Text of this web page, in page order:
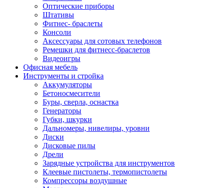
Оптические приборы
Штативы
Фитнес- браслеты
Консоли
Аксессуары для сотовых телефонов
Ремешки для фитнесс-браслетов
Видеоигры
Офисная мебель
Инструменты и стройка
Аккумуляторы
Бетоносмесители
Буры, сверла, оснастка
Генераторы
Губки, шкурки
Дальномеры, нивелиры, уровни
Диски
Дисковые пилы
Дрели
Зарядные устройства для инструментов
Клеевые пистолеты, термопистолеты
Компрессоры воздушные